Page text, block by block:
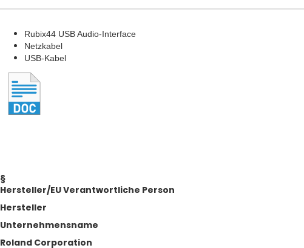
Rubix44 USB Audio-Interface
Netzkabel
USB-Kabel
§
Hersteller/EU Verantwortliche Person
Hersteller
Unternehmensname
Roland Corporation